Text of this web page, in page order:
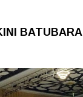
BATUBARA